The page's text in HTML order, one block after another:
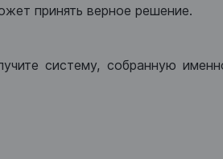
принять верное решение.
систему, собранную